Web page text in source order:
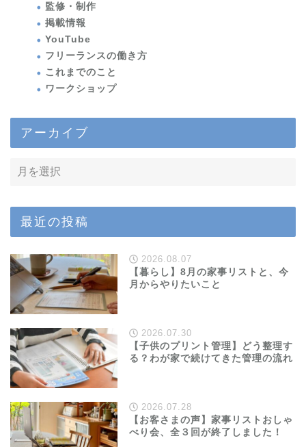
監修・制作
掲載情報
YouTube
フリーランスの働き方
これまでのこと
ワークショップ
アーカイブ
最近の投稿
2026.08.07
【暮らし】8月の家事リストと、今
月からやりたいこと
2026.07.30
【子供のプリント管理】どう整理す
る？わが家で続けてきた管理の流れ
2026.07.28
【お客さまの声】家事リストおしゃ
べり会、全３回が終了しました！